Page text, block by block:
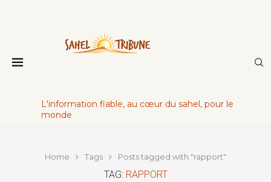
L'information fiable, au cœur du sahel, pour le
monde
Home Tags Posts tagged with "rapport"
TAG: RAPPORT